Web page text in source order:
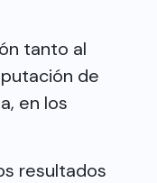
tanto al
de
en los
resultados